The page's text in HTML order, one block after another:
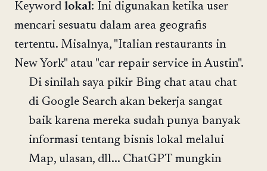
Keyword lokal: Ini digunakan ketika user
mencari sesuatu dalam area geografis
tertentu. Misalnya, "Italian restaurants in
New York" atau "car repair service in Austin".
Di sinilah saya pikir Bing chat atau chat
di Google Search akan bekerja sangat
baik karena mereka sudah punya banyak
informasi tentang bisnis lokal melalui
Map, ulasan, dll... ChatGPT mungkin